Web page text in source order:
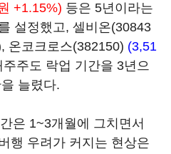
+1.15%) 등은 5년이라는
설정했고, 셀비온(30843
, 온코크로스(382150) (3,51
주주도 락업 기간을 3년으
늘렸다.
은 1~3개월에 그치면서
행 우려가 커지는 현상은